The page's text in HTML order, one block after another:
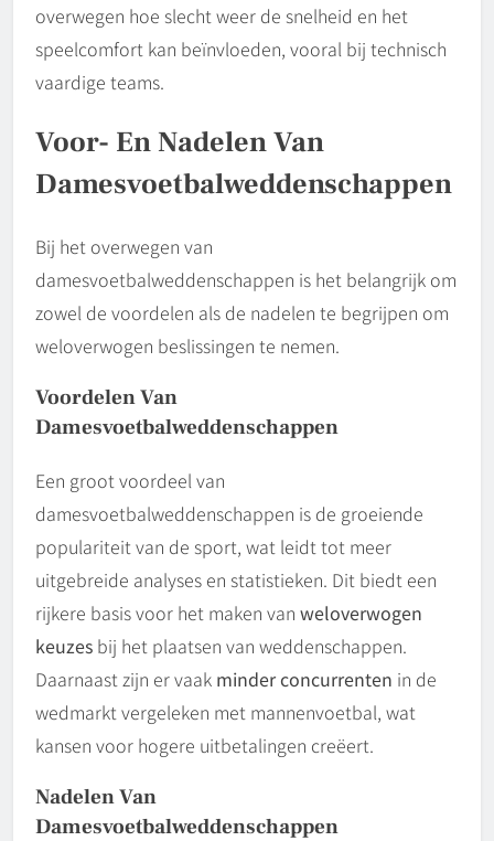
overwegen hoe slecht weer de snelheid en het
speelcomfort kan beïnvloeden, vooral bij technisch
vaardige teams.
Voor- En Nadelen Van
Damesvoetbalweddenschappen
Bij het overwegen van
damesvoetbalweddenschappen is het belangrijk om
zowel de voordelen als de nadelen te begrijpen om
weloverwogen beslissingen te nemen.
Voordelen Van
Damesvoetbalweddenschappen
Een groot voordeel van
damesvoetbalweddenschappen is de groeiende
populariteit van de sport, wat leidt tot meer
uitgebreide analyses en statistieken. Dit biedt een
rijkere basis voor het maken van weloverwogen
keuzes bij het plaatsen van weddenschappen.
Daarnaast zijn er vaak minder concurrenten in de
wedmarkt vergeleken met mannenvoetbal, wat
kansen voor hogere uitbetalingen creëert.
Nadelen Van
Damesvoetbalweddenschappen